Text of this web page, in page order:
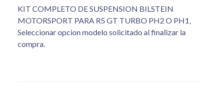
KIT COMPLETO DE SUSPENSION BILSTEIN
MOTORSPORT PARA R5 GT TURBO PH2 O PH1,
Seleccionar opcion modelo solicitado al finalizar la
compra.